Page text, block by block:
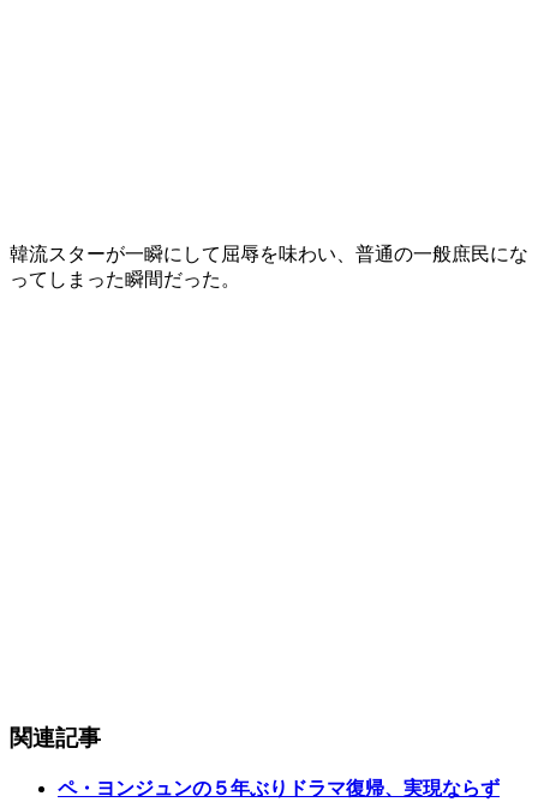
韓流スターが一瞬にして屈辱を味わい、普通の一般庶民にな
ってしまった瞬間だった。
関連記事
ペ・ヨンジュンの５年ぶりドラマ復帰、実現ならず